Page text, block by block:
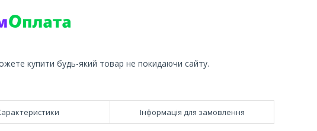
купити будь-який товар не покидаючи сайту.
Інформація для замовлення